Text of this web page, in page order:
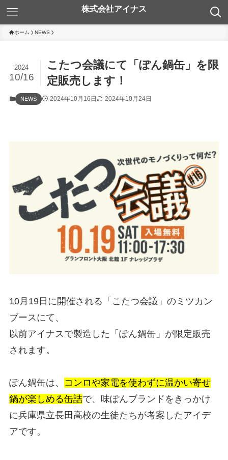
ホーム NEWS
こたつ会議にて「ぽん鍋缶」を限
定販売します！
2024
10/16
NEWS 2024年10月16日 2024年10月24日
10月19日に開催される「こたつ会議」のミツカン
ブースにて、
以前アイナスで製造した「ぽん鍋缶」が限定販売
されます。
ぽん鍋缶は、
コンロや家電を使わずに温かい寄せ
鍋が楽しめる缶詰で、味ぽんブランドをきっかけ
に兵庫県立長田高校の生徒たちが考案したアイデ
アです。